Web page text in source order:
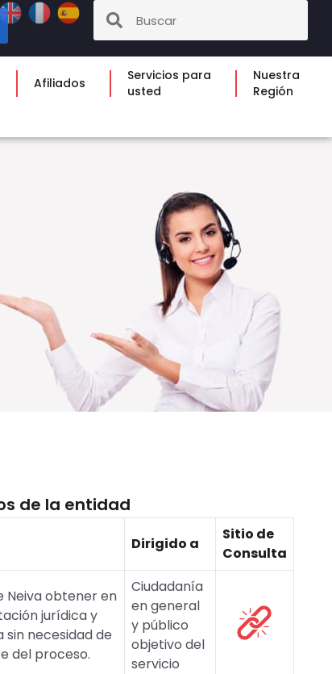
Afiliados
Servicios para
usted
Nuestra
Región
de la entidad
Dirigido a
Sitio de
Consulta
Neiva obtener en
jurídica y
necesidad de
del proceso.
Ciudadanía
en general
y público
objetivo del
servicio